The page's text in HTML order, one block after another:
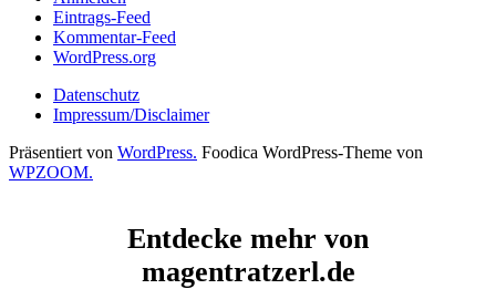
Eintrags-Feed
Kommentar-Feed
WordPress.org
Datenschutz
Impressum/Disclaimer
Präsentiert von WordPress. Foodica WordPress-Theme von
WPZOOM.
Entdecke mehr von
magentratzerl.de